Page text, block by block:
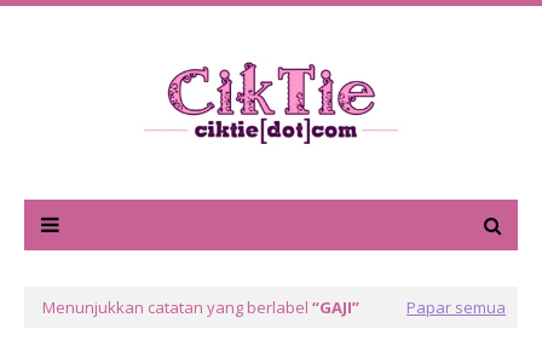
Menunjukkan catatan yang berlabel GAJI Papar semua